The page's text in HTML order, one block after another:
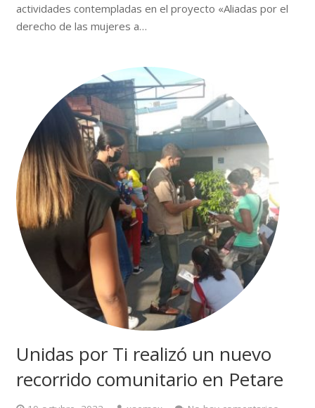
actividades contempladas en el proyecto «Aliadas por el
derecho de las mujeres a…
Unidas por Ti realizó un nuevo
recorrido comunitario en Petare